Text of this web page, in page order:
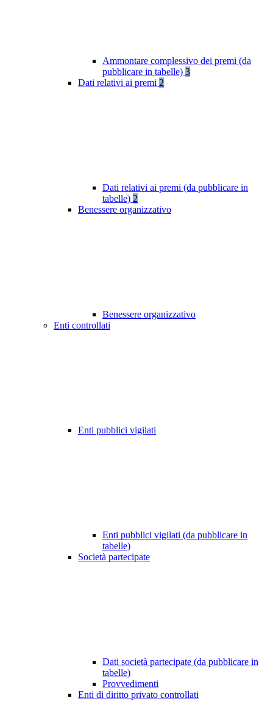
Ammontare complessivo dei premi (da
pubblicare in tabelle) 3
Dati relativi ai premi 2
Dati relativi ai premi (da pubblicare in
tabelle) 2
Benessere organizzativo
Benessere organizzativo
Enti controllati
Enti pubblici vigilati
Enti pubblici vigilati (da pubblicare in
tabelle)
Società partecipate
Dati società partecipate (da pubblicare in
tabelle)
Provvedimenti
Enti di diritto privato controllati